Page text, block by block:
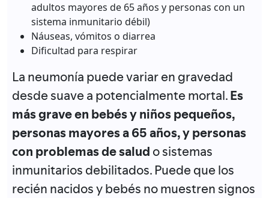
adultos mayores de 65 años y personas con un
sistema inmunitario débil)
Náuseas, vómitos o diarrea
Dificultad para respirar
La neumonía puede variar en gravedad
desde suave a potencialmente mortal.Es
más grave en bebés y niños pequeños,
personas mayores a 65 años, y personas
con problemas de salud o sistemas
inmunitarios debilitados. Puede que los
recién nacidos y bebés no muestren signos